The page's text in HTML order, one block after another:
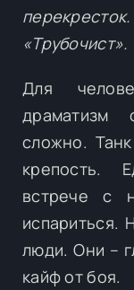
Для
драматизм
сложно.
крепость.
встрече с
испариться.
люди. Они –
кайф от боя.